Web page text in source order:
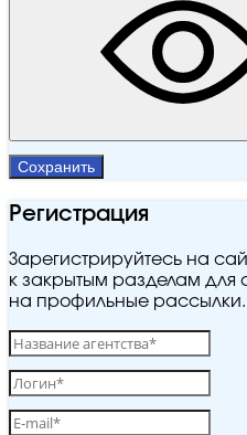
Сохранить
Регистрация
Зарегистрируйтесь на
к закрытым разделам для
на профильные рассылки.